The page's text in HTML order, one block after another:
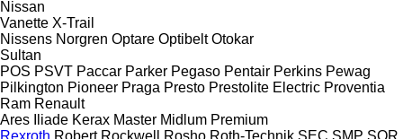
Nissan
Vanette X-Trail
Nissens Norgren Optare Optibelt Otokar
Sultan
POS PSVT Paccar Parker Pegaso Pentair Perkins Pewag
Pilkington Pioneer Praga Presto Prestolite Electric Proventia
Ram Renault
Ares
Iliade Kerax Master Midlum Premium
Rexroth Robert Rockwell Rosho Roth-Technik SEC SMP SOR